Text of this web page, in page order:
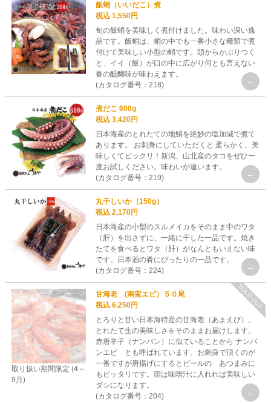
飯蛸（いいだこ）煮
税込 1,550円
旬の飯蛸を美味しく煮付けました。味わい深い逸
品です。飯蛸は、蛸の中でも一番小さな種類で煮
付けて美味しい小型の蛸です。頭からかぶりつく
と、イイ（飯）が口の中に広がり何とも言えない
春の醍醐味が味わえます。
(カタログ番号：218)
煮だこ 600g
税込 3,420円
日本海産のとれたての地鮹を絶妙の塩加減で煮て
あります。 お刺身にしていただくと 柔らかく、美
味しくてビックリ！新潟、山北産のタコをぜひ一
度お試しください。味わいが違います。
(カタログ番号：219)
丸干しいか（150g）
税込 2,170円
日本海産の小型のスルメイカをそのまま中のワタ
（肝）を出さずに、一緒に干した一品です。焼き
たてを食べるとワタ（肝）がなんともいえない味
です。日本酒の肴にぴったりの一品です。
(カタログ番号：224)
取り扱い期間限定 (4～
9月)
甘海老 (南蛮エビ）５０尾
税込 6,250円
とろりと甘い日本海特産の甘海老（あまえび）。
とれたて生の美味しさをそのままお届けします。
赤唐辛子（ナンバン）に似ていることから ナンバ
ンエビ とも呼ばれています。お刺身で頂くのが
一番ですが唐揚げにするとビールの あつまみに
もピッタリです。頭は味噌汁に入れれば美味しい
ダシになります。
(カタログ番号：204)
SOLD OUT